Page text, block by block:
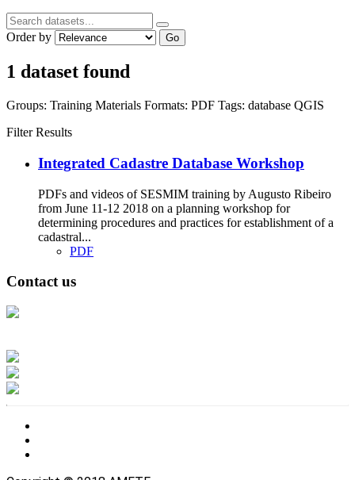
Order by Go
1 dataset found
Groups: Training Materials Formats: PDF Tags: database QGIS
Filter Results
Integrated Cadastre Database Workshop
PDFs and videos of SESMIM training by Augusto Ribeiro
from June 11-12 2018 on a planning workshop for
determining procedures and practices for establishment of a
cadastral...
PDF
Contact us